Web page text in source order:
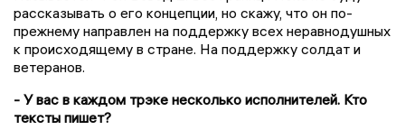
рассказывать о его концепции, но скажу, что он по-
прежнему направлен на поддержку всех неравнодушных
к происходящему в стране. На поддержку солдат и
ветеранов.
- У вас в каждом трэке несколько исполнителей. Кто
тексты пишет?